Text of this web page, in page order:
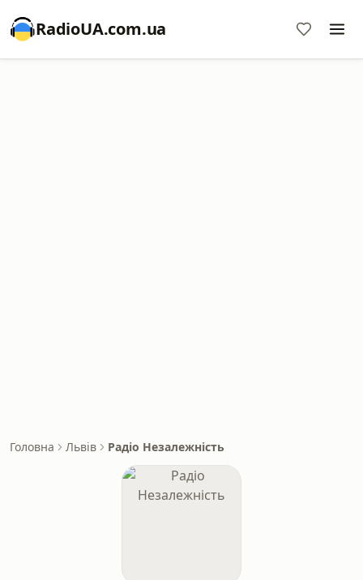
RadioUA.com.ua
Головна Львів Радіо Незалежність